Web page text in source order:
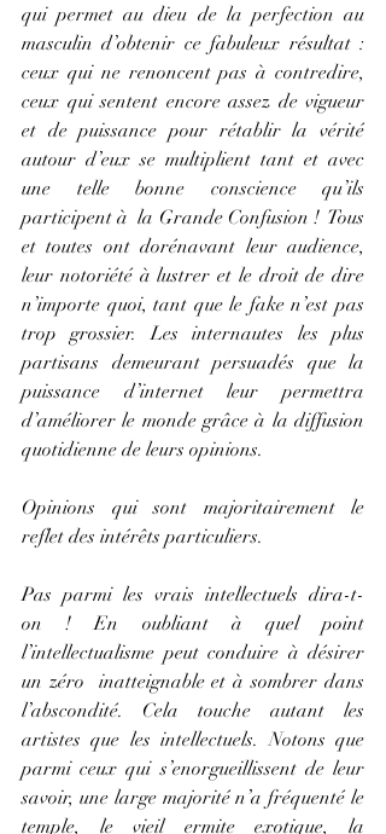
qui permet au dieu de la perfection au
masculin d’obtenir ce fabuleux résultat :
ceux qui ne renoncent pas à contredire,
ceux qui sentent encore assez de vigueur
et de puissance pour rétablir la vérité
autour d’eux se multiplient tant et avec
une telle bonne conscience qu’ils
participent à  la Grande Confusion !  Tous
et toutes ont dorénavant leur audience,
leur notoriété à lustrer et le droit de dire
n’importe quoi, tant que le fake n’est pas
trop grossier. Les internautes les plus
partisans demeurant persuadés que la
puissance d’internet leur permettra
d’améliorer le monde grâce à la diffusion
quotidienne de leurs opinions.
Opinions qui sont majoritairement le
reflet des intérêts particuliers.
Pas parmi les vrais intellectuels dira-t-
on ! En oubliant à quel point
l’intellectualisme peut conduire à désirer
un zéro  inatteignable et à sombrer dans
l’abscondité. Cela touche autant les
artistes que les intellectuels. Notons que
parmi ceux qui s’enorgueillissent de leur
savoir, une large majorité n’a fréquenté le
temple, le vieil ermite exotique, la